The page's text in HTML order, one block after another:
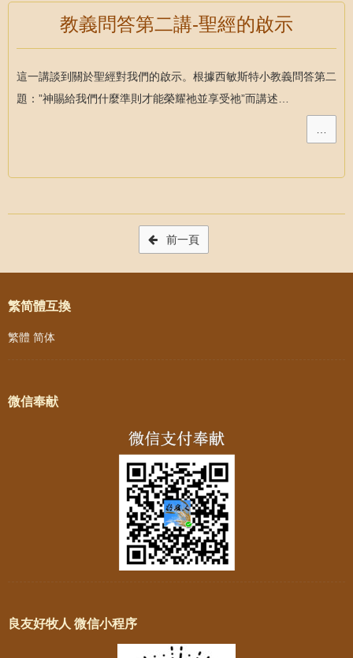
教義問答第二講-聖經的啟示
這一講談到關於聖經對我們的啟示。根據西敏斯特小教義問答第二
題：”神賜給我們什麼準則才能榮耀祂並享受祂”而講述…
…
Post navigation
前一頁
繁简體互換
繁體 简体
微信奉献
良友好牧人 微信小程序